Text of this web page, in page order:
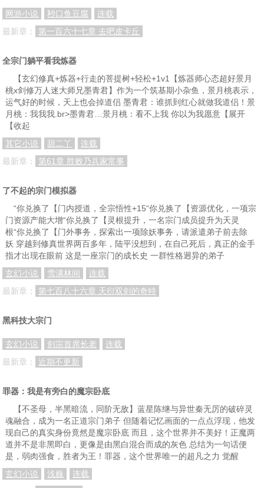
第一百零七章 宝珠 第一百零八章 以牙还牙
第一百一十六章 各自底牌 第一百一十七章 终于到来 第一百一十八章 同台较量
第一百一十九章 珍贵宝材 第一百二十章 人骨炼剑 第一百二十一章 烈皇
第一百二十五章 精炼！
第一百三十一章 安大师
第一百三十四章 奇货可居 第一百三十五章 暗算
第一百三十七章 去而复返 第一百三十九章 弑师
第一百四十章 亦幻亦真 第一百四十一章 殒命
第一百四十三章 怀璧其罪
第一百五十二章 三大药
第一百五十五章 贵人
第一百五十八章 幕后高人
上架感言：他年我若为青帝，报与桃花一处开 第一百六十一章 藏宝之地 第一百六十二章 灵谷药园
千言万语汇聚成一句话：投月票啊！ 第一百六十三章 阴魂不散 第一百六十四章 仙灵之气
第一百六十五章 志在必得 第一百六十六章 僵持
第一百六十八章 大好机会
网游小说 秒口鱼豆腐
连载
最新章：
第一百六十七章 去吧皮卡丘
全宗门躺平看我炼器
【玄幻修真+炼器+行走的菩提树+轻松+1v1【炼器师心态超好景月
桃x剑修万人迷大师兄墨青君】作为一个筑基期小杂鱼，景月桃表示，
运气好的时候，天上也会掉道侣 墨青君：谁抓到红心就做我道侣！景
月桃：我我我.br>墨青君…景月桃：看不上我 你以为我愿意【展开
【收起
其它小说
甜二丫
连载
最新章：
第61章 胜败乃兵家常事
了不起的宗门模拟器
“你兑换了【门内授道，全宗悟性+15“你兑换了【资源优化，一项宗
门资源产能大增“你兑换了【灵根提升，一名宗门成员提升为天灵
根“你兑换了【门外事务，探索出一项除妖事务，请派遣弟子前去除
妖 穿越到修真世界两百多年，陆平没想到，在自己死后，真正的金手
指才出现在眼前 这是一座宗门的成长史 一群性格迥异的弟子
玄幻小说
雪满林间
连载
最新章：
第七百八十六章 天衍双剑的奇特
黑科技大宗门
玄幻小说 剑宗首席长老
连载
最新章：
近期不更新
罪器：我是有旁白的魔宗卧底
【不圣母，半黑暗流，同阶无敌】蓝星陈继与异世秦无厉的破碎灵
魂融合，成为一名正道宗门弟子 但随着记忆画面的一点点浮现，他发
现自己的真实身份竟然是魔宗卧底 而且，这个世界并不美好！正魔两
道并不是非黑即白，更像是由黑白混合而成的灰色 总结为一句话便
是，弱肉强食，胜者为王！罪器，这个世界唯一的超凡之力 觉醒
玄幻小说
浅巍
连载